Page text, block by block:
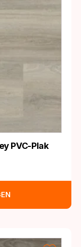
PVC-Plak